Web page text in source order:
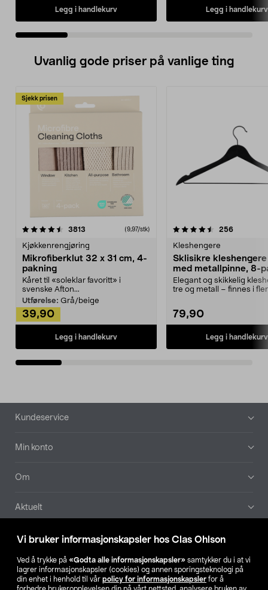
Vi bruker informasjonskapsler hos Clas Ohlson
Ved å trykke på «Godta alle informasjonskapsler» samtykker du i at vi
lagrer informasjonskapsler (cookies) og annen sporingsteknologi på
din enhet i henhold til vår policy for informasjonskapsler for å
Legg i handlekurv Legg i handlekurv
Uvanlig gode priser på vanlige ting
Sjekk prisen
3813 anmeldelser(9,97/stk)
Kjøkkenrengjøring
Mikrofiberklut 32 x 31 cm, 4-
pakning
Kåret til «soleklar favoritt» i
svenske Afton...
Utførelse: Grå/beige
39,90
Legg i handlekurv
4.5av 5 stjerner 256
Kleshengere
Sklisikre
med metallpinne, 8-
Elegant og skikkelig
tre og metall – finnes i
79,90
Legg i handlekurv
4.5av 5 stjerner
Bunntekst
Kundeservice
Min konto
Om
Aktuelt
Våre selskaper
Finn din butikk